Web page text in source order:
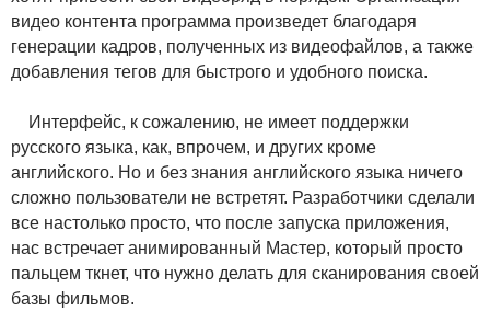
видео контента программа произведет благодаря
генерации кадров, полученных из видеофайлов, а также
добавления тегов для быстрого и удобного поиска.
Интерфейс, к сожалению, не имеет поддержки
русского языка, как, впрочем, и других кроме
английского. Но и без знания английского языка ничего
сложно пользователи не встретят. Разработчики сделали
все настолько просто, что после запуска приложения,
нас встречает анимированный Мастер, который просто
пальцем ткнет, что нужно делать для сканирования своей
базы фильмов.